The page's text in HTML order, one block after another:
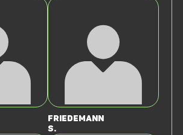
Friedemann
S.